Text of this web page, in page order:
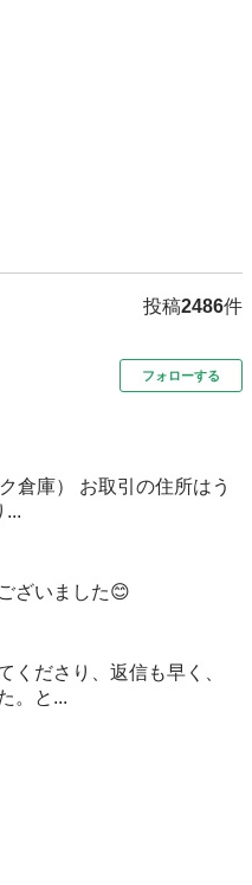
投稿2486件
フォローする
倉庫） お取引の住所はう
...
ざいました😊
くださり、返信も早く、
。と...